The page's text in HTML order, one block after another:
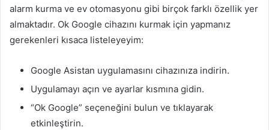
alarm kurma ve ev otomasyonu gibi birçok farklı özellik yer
almaktadır. Ok Google cihazını kurmak için yapmanız
gerekenleri kısaca listeleyeyim:
Google Asistan uygulamasını cihazınıza indirin.
Uygulamayı açın ve ayarlar kısmına gidin.
“Ok Google” seçeneğini bulun ve tıklayarak
etkinleştirin.